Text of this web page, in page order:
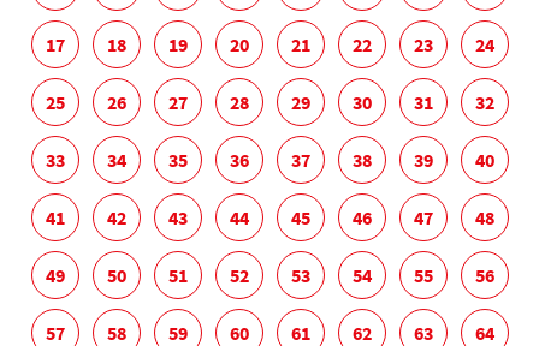
17 18 19 20 21 22 23 24
25 26 27 28 29 30 31 32
33 34 35 36 37 38 39 40
41 42 43 44 45 46 47 48
49 50 51 52 53 54 55 56
57 58 59 60 61 62 63 64